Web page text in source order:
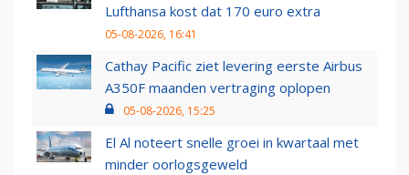
Lufthansa kost dat 170 euro extra
05-08-2026, 16:41
Cathay Pacific ziet levering eerste Airbus
A350F maanden vertraging oplopen
05-08-2026, 15:25
El Al noteert snelle groei in kwartaal met
minder oorlogsgeweld